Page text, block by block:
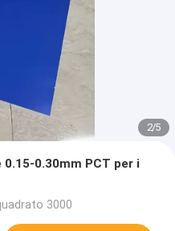
2/5
0.30mm PCT per i
3000